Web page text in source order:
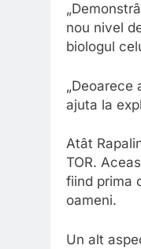
nou nivel
biologul
ajuta la
Atât
TOR.
fiind prima
oameni.
Un alt